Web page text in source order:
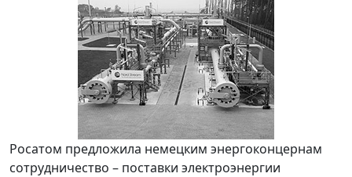
Росатом предложила немецким энергоконцернам
сотрудничество – поставки электроэнергии